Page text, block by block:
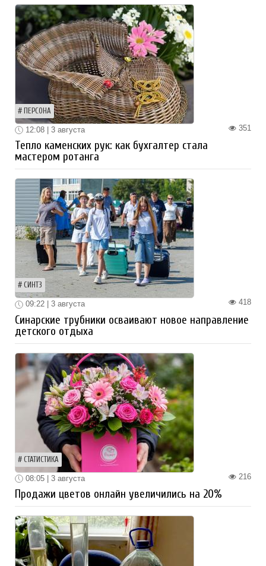
ПЕРСОНА
351
12:08 | 3 августа
Тепло каменских рук: как бухгалтер стала
мастером ротанга
СИНТЗ
418
09:22 | 3 августа
Синарские трубники осваивают новое направление
детского отдыха
СТАТИСТИКА
216
08:05 | 3 августа
Продажи цветов онлайн увеличились на 20%